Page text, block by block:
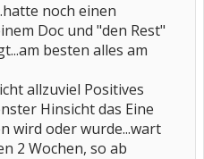
noch einen
Doc und "den Rest"
besten alles am
allzuviel Positives
Hinsicht das Eine
wird oder wurde...wart
2 Wochen, so ab